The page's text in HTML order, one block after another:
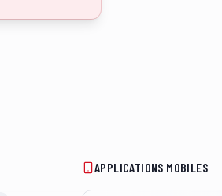
APPLICATIONS MOBILES